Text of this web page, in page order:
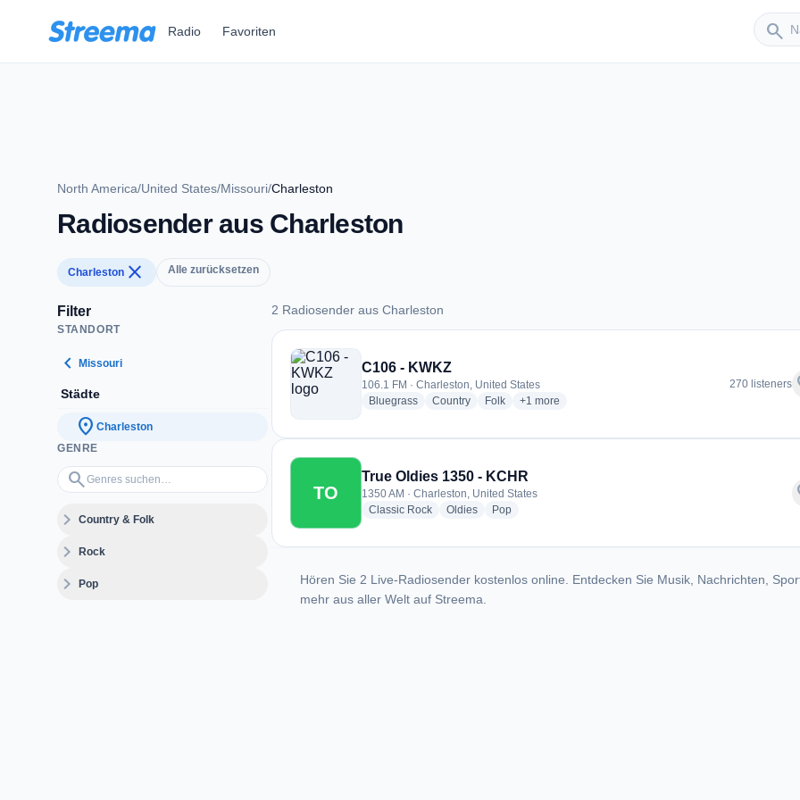
Radio Favoriten search
Sender
North America/United States/Missouri/Charleston
Radiosender aus Charleston
Charleston close Alle zurücksetzen
Filter
STANDORT
chevron_left Missouri
Städte
location_on Charleston
GENRE
search
Genres suchen…
expand_moreCountry & Folk
expand_moreRock
expand_morePop
2 Radiosender aus Charleston
2 Radiosender aus Charleston
C106 - KWKZ
106.1 FM · Charleston, United States
Bluegrassradio stations
Countryradio stations
Folkradio stations
+1 more genres for C106 - KWKZ
more
270 listeners
TO
True Oldies 1350 - KCHR
1350 AM · Charleston, United States
Classic Rockradio stations
Oldiesradio stations
Popradio stations
Hören Sie 2 Live-Radiosender kostenlos online. Entdecken Sie Musik, Nachrichten,
mehr aus aller Welt auf Streema.